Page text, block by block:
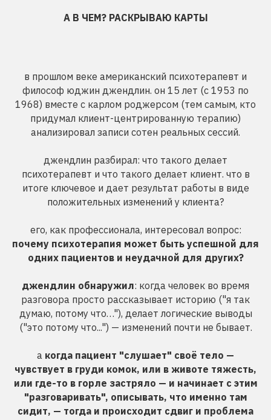
А В ЧЕМ? РАСКРЫВАЮ КАРТЫ
в прошлом веке американский психотерапевт и
философ юджин джендлин. он 15 лет (с 1953 по
1968) вместе с карлом роджерсом (тем самым, кто
придумал клиент-центрированную терапию)
анализировал записи сотен реальных сессий.
джендлин разбирал: что такого делает
психотерапевт и что такого делает клиент. что в
итоге ключевое и дает результат работы в виде
положительных изменений у клиента?
его, как профессионала, интересовал вопрос:
почему психотерапия может быть успешной для
одних пациентов и неудачной для других?
джендлин обнаружил: когда человек во время
разговора просто рассказывает историю ("я так
думаю, потому что…"), делает логические выводы
("это потому что...") — изменений почти не бывает.
а когда пациент "слушает" своё тело —
чувствует в груди комок, или в животе тяжесть,
или где-то в горле застряло — и начинает с этим
"разговаривать", описывать, что именно там
сидит, — тогда и происходит сдвиг и проблема